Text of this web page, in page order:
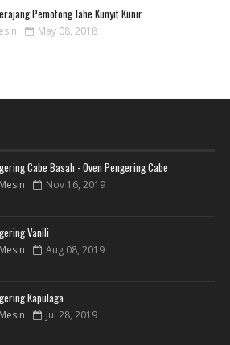
Pemotong Jahe Kunyit Kunir
May 08, 2018
Cabe Basah - Oven Pengering Cabe
Nov 16, 2019
Vanili
Aug 08, 2019
Kapulaga
Jul 28, 2019